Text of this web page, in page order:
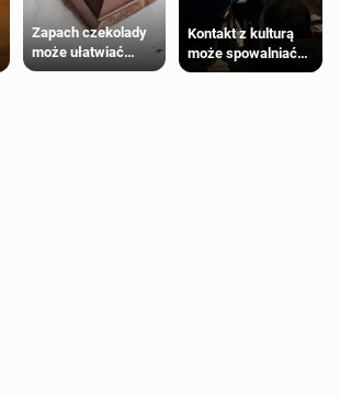
Zapach czekolady
może ułatwiać
trening siłowy
Kontakt z kulturą
może spowalniać
starzenie